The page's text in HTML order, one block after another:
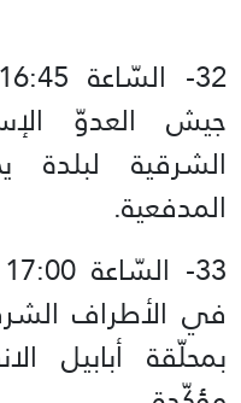
جيش العدوّ
الشرقية
المدفعية.
في الأطراف
بمحلّقة أبابيل